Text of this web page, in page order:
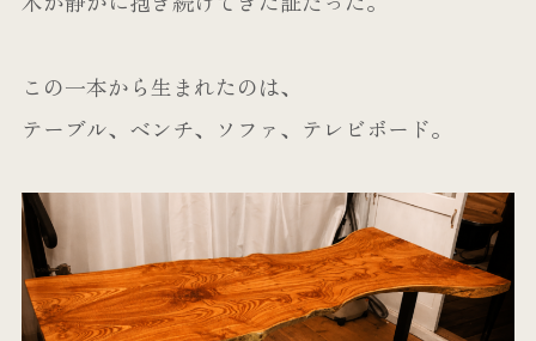
この一本から生まれたのは、
テーブル、ベンチ、ソファ、テレビボード。